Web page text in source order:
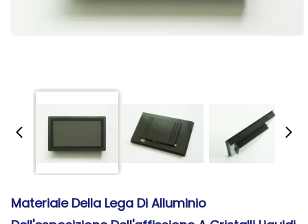
Materiale Della Lega Di Alluminio